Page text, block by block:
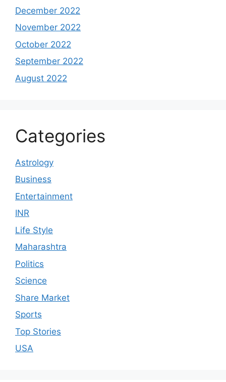
December 2022
November 2022
October 2022
September 2022
August 2022
Categories
Astrology
Business
Entertainment
INR
Life Style
Maharashtra
Politics
Science
Share Market
Sports
Top Stories
USA